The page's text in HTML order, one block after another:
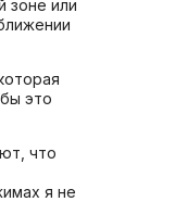
зоне или
это
что
я не